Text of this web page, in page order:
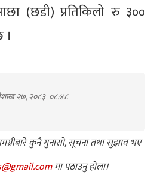
(छडी) प्रतिकिलो रु ३००
२७, २०८३ ०८:४८
कुनै गुनासो, सूचना तथा सुझाव भए
मा पठाउनु होला।